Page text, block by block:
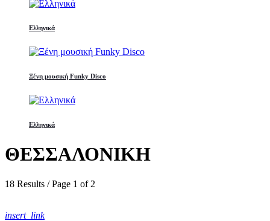
Ελληνικά
Ξένη μουσική Funky Disco
Ελληνικά
ΘΕΣΣΑΛΟΝΙΚΗ
18 Results / Page 1 of 2
insert_link